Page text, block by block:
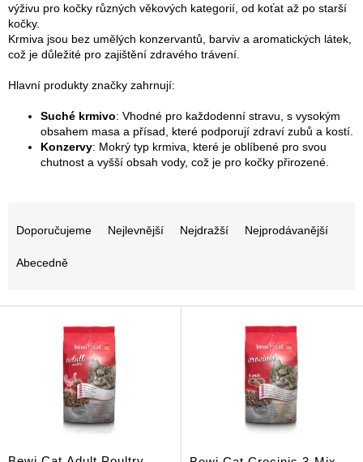
výživu pro kočky různých věkových kategorií, od koťat až po starší
kočky.
Krmiva jsou bez umělých konzervantů, barviv a aromatických látek,
což je důležité pro zajištění zdravého trávení.
Hlavní produkty značky zahrnují:
Suché krmivo: Vhodné pro každodenní stravu, s vysokým
obsahem masa a přísad, které podporují zdraví zubů a kostí.
Konzervy: Mokrý typ krmiva, které je oblíbené pro svou
chutnost a vyšší obsah vody, což je pro kočky přirozené.
Doporučujeme Nejlevnější Nejdražší Nejprodávanější
Abecedně
V
d